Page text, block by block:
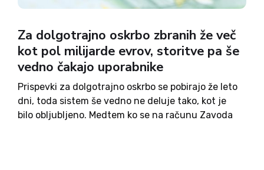
Za dolgotrajno oskrbo zbranih že več
kot pol milijarde evrov, storitve pa še
vedno čakajo uporabnike
Prispevki za dolgotrajno oskrbo se pobirajo že leto
dni, toda sistem še vedno ne deluje tako, kot je
bilo obljubljeno. Medtem ko se na računu Zavoda